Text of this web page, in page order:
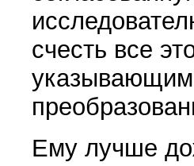
счесть все
Ему лучше